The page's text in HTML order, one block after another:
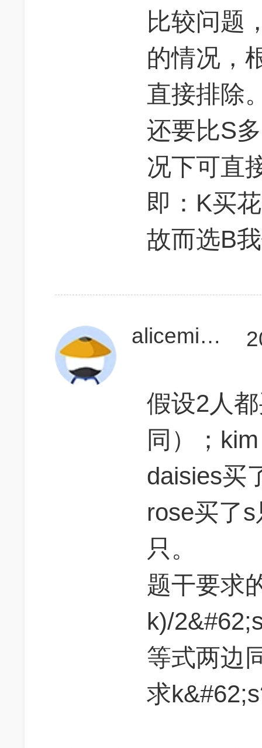
比较问题
的情况，
直接排除
还要比S
况下可直
即：K买
故而选B
alicemily51423
假设2人
同）；
daisies买
rose买了
只。
题干要求
k)/
等式两边
求